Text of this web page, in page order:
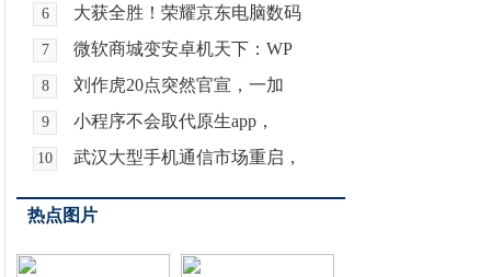
6 大获全胜！荣耀京东电脑数码
7 微软商城变安卓机天下：WP
8 刘作虎20点突然官宣，一加
9 小程序不会取代原生app，
10 武汉大型手机通信市场重启，
热点图片